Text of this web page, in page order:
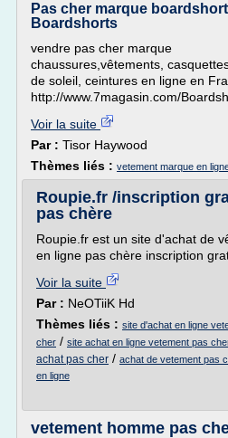
Pas cher marque
Boardshorts
vendre pas cher marque
chaussures,vêtements,
de soleil, ceintures en ligne en
http://www.7magasin.com/
Voir la suite
Par : Tisor Haywood
Thèmes liés : vetement marque en
Roupie.fr /inscription
pas chère
Roupie.fr est un site d'achat de
en ligne pas chère inscription
Voir la suite
Par : NeOTiiK Hd
Thèmes liés : site d'achat en ligne
cher / site achat en ligne vetement pas
achat pas cher / achat de vetement pas
en ligne
vetement homme pas